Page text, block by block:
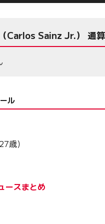
Carlos Sainz Jr.） 通
ル
歳）
ースまとめ